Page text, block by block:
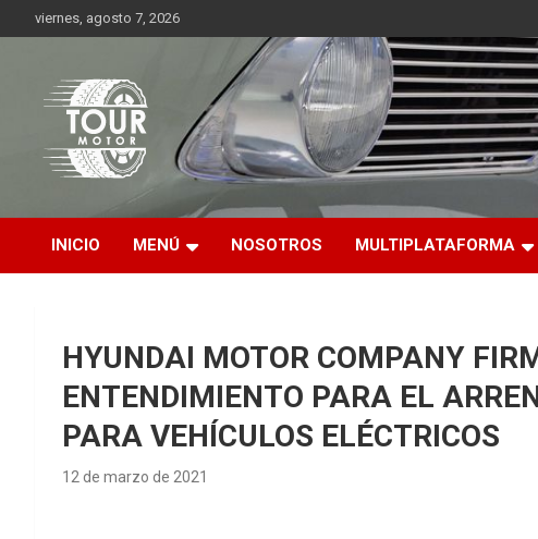
al
viernes, agosto 7, 2026
Tour Motor
Plataforma de contenido audiovisual para el sector automotriz
INICIO MENÚ NOSOTROS MULTIPLATAFORMA
HYUNDAI MOTOR COMPANY
ENTENDIMIENTO PARA EL
PARA VEHÍCULOS ELÉCTRICOS
12 de marzo de 2021